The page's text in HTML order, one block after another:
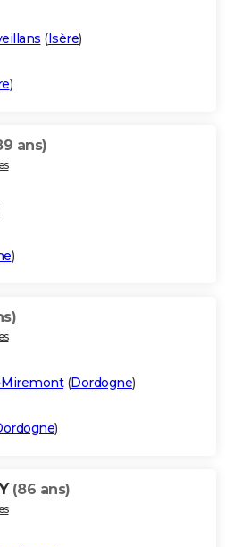
(Isère)
)
ans)
)
(Dordogne)
)
(86 ans)